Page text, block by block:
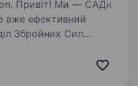
вже ефективний
Збройних Сил
підтримуючи один